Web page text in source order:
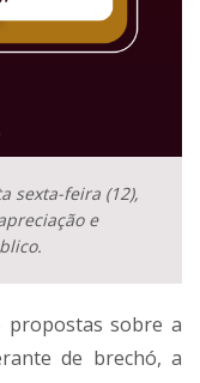
sexta-feira (12),
e
propostas sobre a
de brechó, a